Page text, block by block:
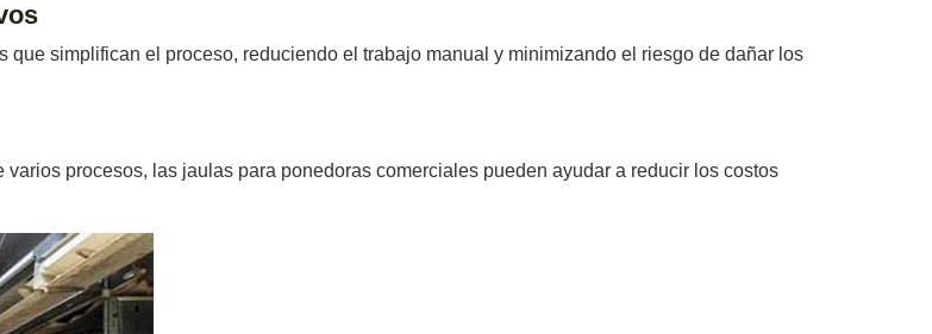
simplifican el proceso, reduciendo el trabajo manual y minimizando el riesgo de dañar los
procesos, las jaulas para ponedoras comerciales pueden ayudar a reducir los costos